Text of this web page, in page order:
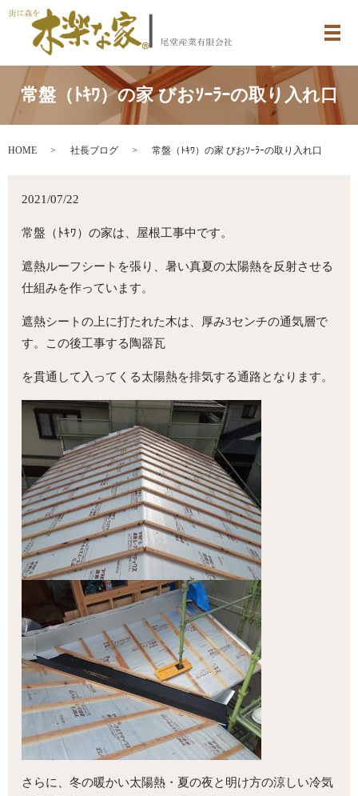
メ
常盤（ﾄｷﾜ）の家 びおｿｰﾗｰの取り入れ口
HOME 社長ブログ 常盤（ﾄｷﾜ）の家 びおｿｰﾗｰの取り入れ口
2021/07/22
常盤（ﾄｷﾜ）の家は、屋根工事中です。
遮熱ルーフシートを張り、暑い真夏の太陽熱を反射させる
仕組みを作っています。
遮熱シートの上に打たれた木は、厚み3センチの通気層で
す。この後工事する陶器瓦
を貫通して入ってくる太陽熱を排気する通路となります。
さらに、冬の暖かい太陽熱・夏の夜と明け方の涼しい冷気